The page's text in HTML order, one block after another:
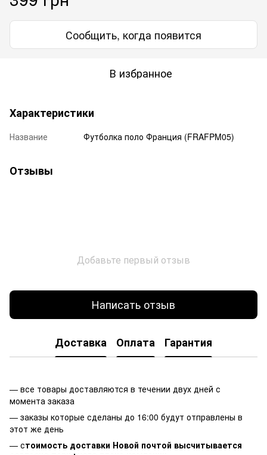
Сообщить, когда появится
В избранное
Характеристики
Название Футболка поло Франция (FRAFPM05)
Отзывы
Добавьте первый отзыв
Написать отзыв
Доставка Оплата Гарантия
— все товары доставляются в течении двух дней с
момента заказа
— заказы которые сделаны до 16:00 будут отправлены в
этот же день
— стоимость доставки Новой почтой высчитывается